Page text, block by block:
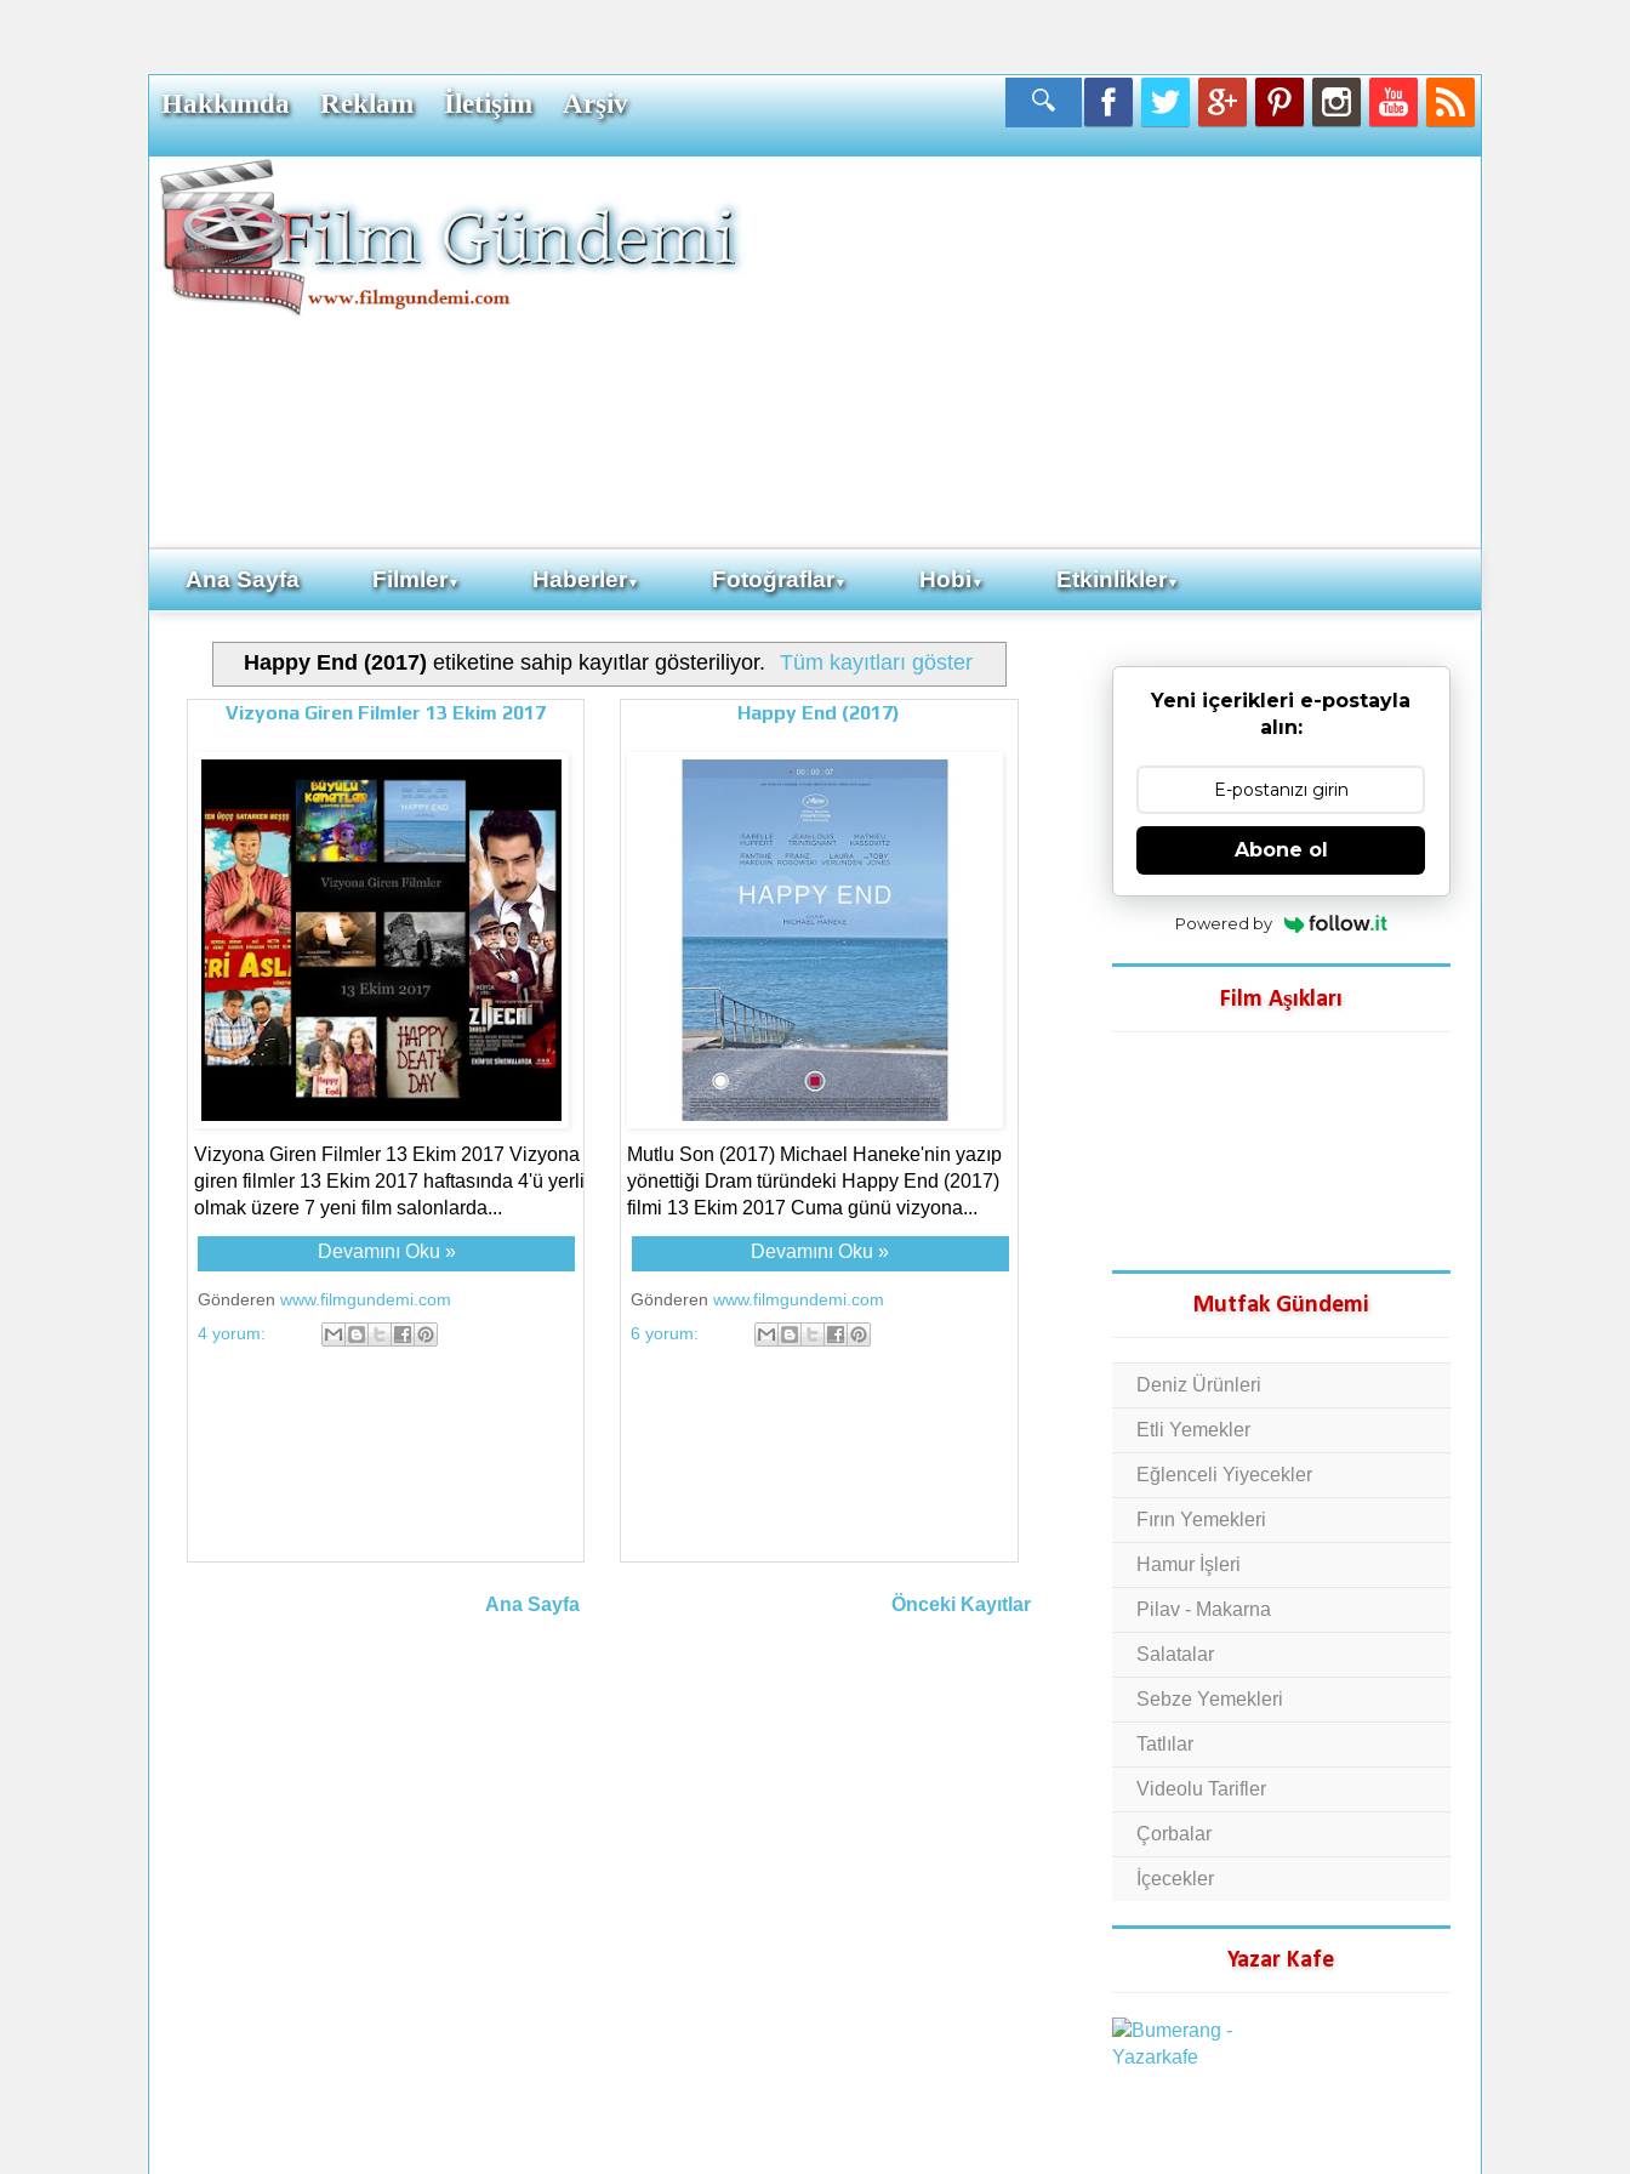
Hakkımda Reklam İletişim Arşiv
Ana Sayfa Filmler▼ Haberler▼ Fotoğraflar▼ Hobi▼ Etkinlikler▼
Happy End (2017) etiketine sahip kayıtlar gösteriliyor. Tüm kayıtları göster
Vizyona Giren Filmler 13 Ekim 2017
Vizyona Giren Filmler 13 Ekim 2017 Vizyona
giren filmler 13 Ekim 2017 haftasında 4'ü yerli
olmak üzere 7 yeni film salonlarda...
Devamını Oku »
Gönderen www.filmgundemi.com
4 yorum:
Happy End (2017)
Mutlu Son (2017) Michael Haneke'nin yazıp
yönettiği Dram türündeki Happy End (2017)
filmi 13 Ekim 2017 Cuma günü vizyona...
Devamını Oku »
Gönderenwww.filmgundemi.com
6 yorum:
Önceki Kayıtlar
Ana Sayfa
Yeni içerikleri e-postayla
alın:
Abone ol
Powered by
Film Aşıkları
Mutfak Gündemi
Deniz Ürünleri
Etli Yemekler
Eğlenceli Yiyecekler
Fırın Yemekleri
Hamur İşleri
Pilav - Makarna
Salatalar
Sebze Yemekleri
Tatlılar
Videolu Tarifler
Çorbalar
İçecekler
Yazar Kafe